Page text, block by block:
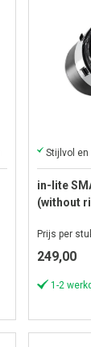
in-lite
(without
Prijs per
249,00
1-2